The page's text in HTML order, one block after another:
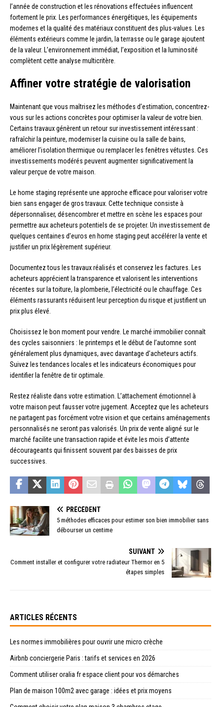
l’année de construction et les rénovations effectuées influencent
fortement le prix. Les performances énergétiques, les équipements
modernes et la qualité des matériaux constituent des plus-values. Les
éléments extérieurs comme le jardin, la terrasse ou le garage ajoutent
de la valeur. L’environnement immédiat, l’exposition et la luminosité
complètent cette analyse multicritère.
Affiner votre stratégie de valorisation
Maintenant que vous maîtrisez les méthodes d’estimation, concentrez-
vous sur les actions concrètes pour optimiser la valeur de votre bien.
Certains travaux génèrent un retour sur investissement intéressant :
rafraîchir la peinture, moderniser la cuisine ou la salle de bains,
améliorer l’isolation thermique ou remplacer les fenêtres vétustes. Ces
investissements modérés peuvent augmenter significativement la
valeur perçue de votre maison.
Le home staging représente une approche efficace pour valoriser votre
bien sans engager de gros travaux. Cette technique consiste à
dépersonnaliser, désencombrer et mettre en scène les espaces pour
permettre aux acheteurs potentiels de se projeter. Un investissement de
quelques centaines d’euros en home staging peut accélérer la vente et
justifier un prix légèrement supérieur.
Documentez tous les travaux réalisés et conservez les factures. Les
acheteurs apprécient la transparence et valorisent les interventions
récentes sur la toiture, la plomberie, l’électricité ou le chauffage. Ces
éléments rassurants réduisent leur perception du risque et justifient un
prix plus élevé.
Choisissez le bon moment pour vendre. Le marché immobilier connaît
des cycles saisonniers : le printemps et le début de l’automne sont
généralement plus dynamiques, avec davantage d’acheteurs actifs.
Suivez les tendances locales et les indicateurs économiques pour
identifier la fenêtre de tir optimale.
Restez réaliste dans votre estimation. L’attachement émotionnel à
votre maison peut fausser votre jugement. Acceptez que les acheteurs
ne partagent pas forcément votre vision et que certains aménagements
personnalisés ne seront pas valorisés. Un prix de vente aligné sur le
marché facilite une transaction rapide et évite les mois d’attente
décourageants qui finissent souvent par des baisses de prix
successives.
PRÉCÉDENT
5 méthodes efficaces pour estimer son bien immobilier sans
débourser un centime
SUIVANT
Comment installer et configurer votre radiateur Thermor en 5
étapes simples
ARTICLES RÉCENTS
Les normes immobilières pour ouvrir une micro crèche
Airbnb conciergerie Paris : tarifs et services en 2026
Comment utiliser oralia fr espace client pour vos démarches
Plan de maison 100m2 avec garage : idées et prix moyens